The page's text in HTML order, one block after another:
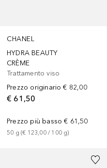
CHANEL
HYDRA BEAUTY
CRÈME
Trattamento viso
Prezzo originario € 82,00
€ 61,50
Prezzo più basso € 61,50
50 g (€ 123,00 / 100 g)